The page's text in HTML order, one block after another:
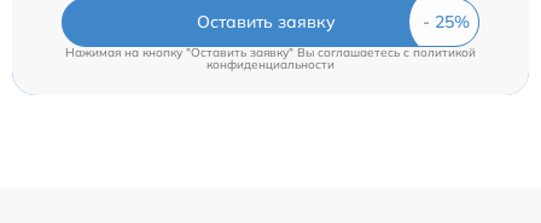
Оставить заявку
Нажимая на кнопку "Оставить заявку" Вы соглашаетесь cполитикой
конфиденциальности